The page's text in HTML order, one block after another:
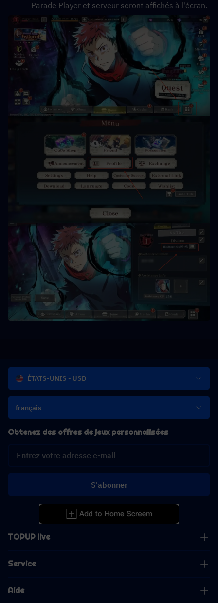
Parade Player et serveur seront affichés à l'écran.
ÉTATS-UNIS - USD
français
TOPUP live
Service
Aide
Obtenez des offres de jeux personnalisées
S'abonner